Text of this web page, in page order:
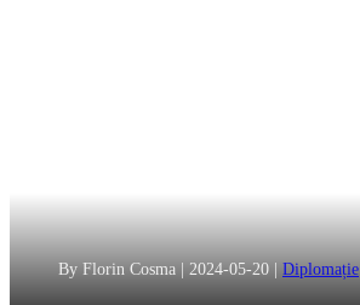
By Florin Cosma | 2024-05-20 | Diplomație